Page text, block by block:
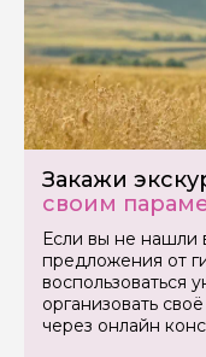
Закажи
своим
Если вы не нашли
предложения от
воспользоваться
организовать
через онлайн